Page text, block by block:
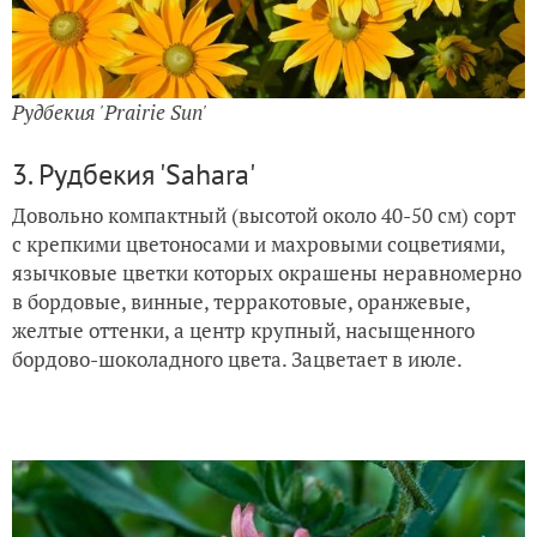
Рудбекия 'Prairie Sun'
3. Рудбекия 'Sahara'
Довольно компактный (высотой около 40-50 см) сорт
с крепкими цветоносами и махровыми соцветиями,
язычковые цветки которых окрашены неравномерно
в бордовые, винные, терракотовые, оранжевые,
желтые оттенки, а центр крупный, насыщенного
бордово-шоколадного цвета. Зацветает в июле.